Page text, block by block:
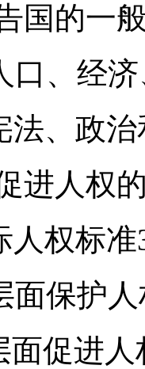
国的一
口、经
法、政
进人权
人权标准
面保护
面促进